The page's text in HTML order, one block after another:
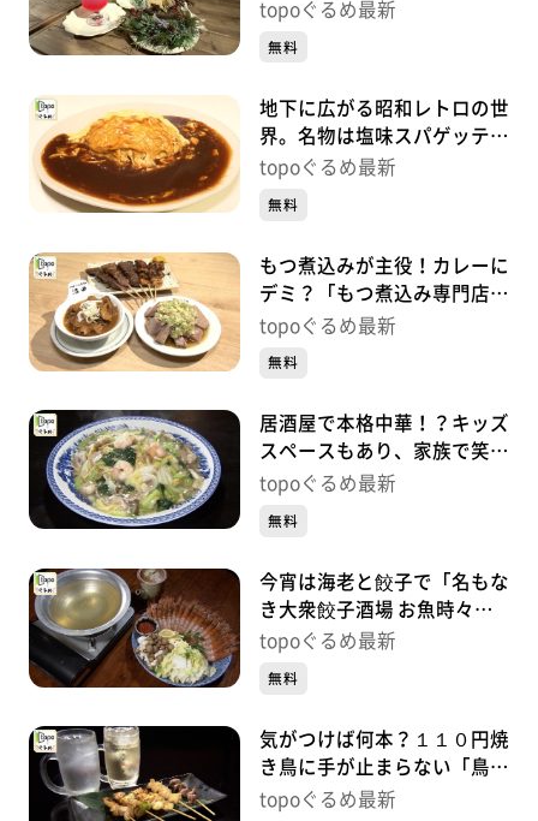
「TOTO’S CAFÉ」（青葉区
め】
topoぐるめ最新
無料
地下に広がる昭和レトロの世
界。名物は塩味スパゲッティ
「喫茶エルベ」（青葉区一番
topoぐるめ最新
無料
もつ煮込みが主役！カレーに
デミ？「もつ煮込み専門店沼
田 仙台駅前店」（青葉区中
topoぐるめ最新
無料
居酒屋で本格中華！？キッズ
スペースもあり、家族で笑顔
「居酒屋 風花」（泉区泉中
topoぐるめ最新
無料
今宵は海老と餃子で「名もな
き大衆餃子酒場 お魚時々日
本酒 泉中央店」（泉区泉中
topoぐるめ最新
無料
気がつけば何本？１１０円焼
き鳥に手が止まらない「鳥馬
商店 泉中央店」（泉区泉中
topoぐるめ最新